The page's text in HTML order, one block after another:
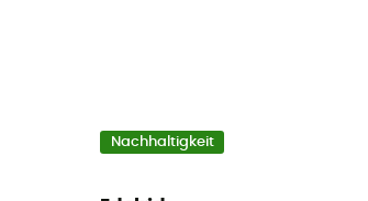
Nachhaltigkeit